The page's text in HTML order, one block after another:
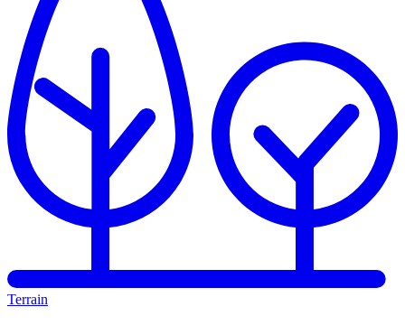
Terrain